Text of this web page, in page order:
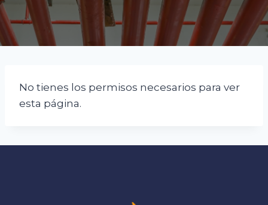
No tienes los permisos necesarios para ver
esta página.